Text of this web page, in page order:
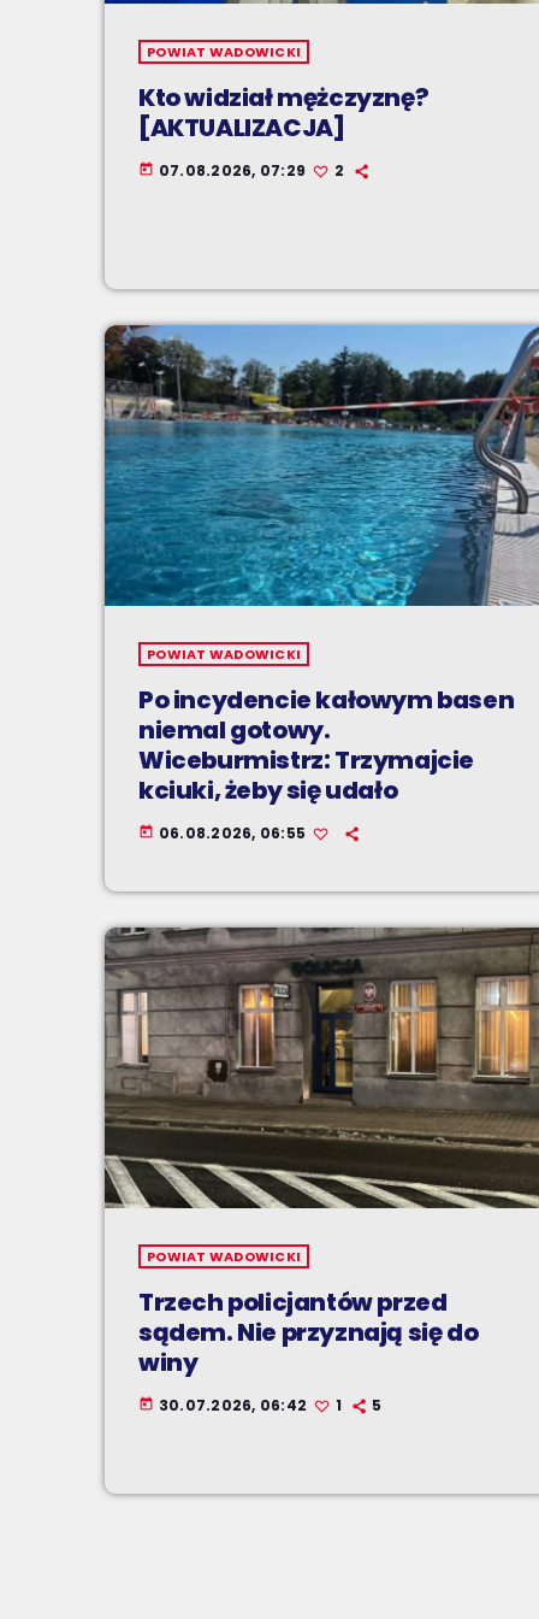
POWIAT WADOWICKI
Kto widział mężczyznę?
[AKTUALIZACJA]
today 07.08.2026, 07:29 2
POWIAT WADOWICKI
Po incydencie kałowym basen
niemal gotowy.
Wiceburmistrz: Trzymajcie
kciuki, żeby się udało
today 06.08.2026, 06:55
POWIAT WADOWICKI
Trzech policjantów przed
sądem. Nie przyznają się do
winy
today 30.07.2026, 06:42 1 5